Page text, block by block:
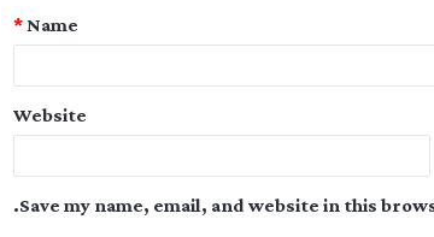
Name
*
Website
Save my name, email, and website in this